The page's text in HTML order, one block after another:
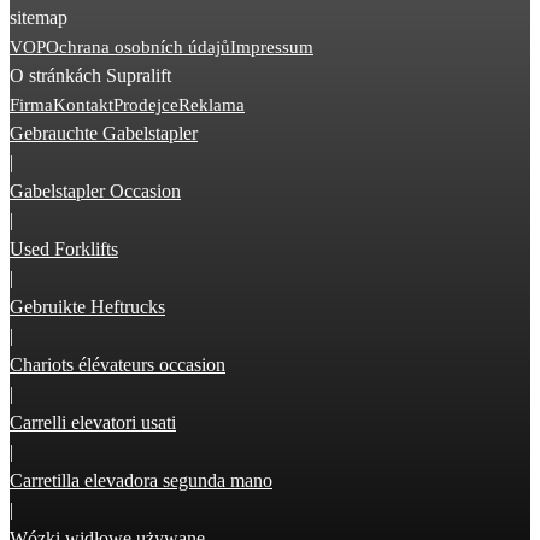
sitemap
VOPOchrana osobních údajůImpressum
O stránkách Supralift
FirmaKontaktProdejceReklama
Gebrauchte Gabelstapler
|
Gabelstapler Occasion
|
Used Forklifts
|
Gebruikte Heftrucks
|
Chariots élévateurs occasion
|
Carrelli elevatori usati
|
Carretilla elevadora segunda mano
|